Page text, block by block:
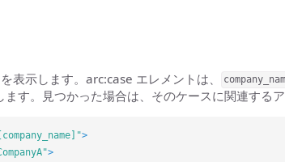
表示します。arc:case エレメントは、
ます。見つかった場合は、そのケースに関連するア
>
>